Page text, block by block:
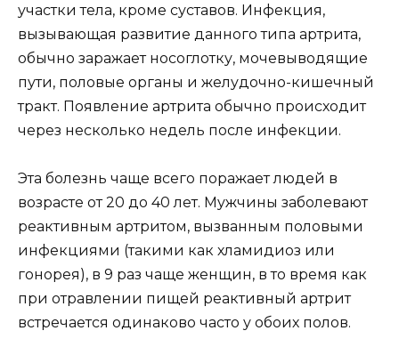
участки тела, кроме суставов. Инфекция,
вызывающая развитие данного типа артрита,
обычно заражает носоглотку, мочевыводящие
пути, половые органы и желудочно-кишечный
тракт. Появление артрита обычно происходит
через несколько недель после инфекции.
Эта болезнь чаще всего поражает людей в
возрасте от 20 до 40 лет. Мужчины заболевают
реактивным артритом, вызванным половыми
инфекциями (такими как хламидиоз или
гонорея), в 9 раз чаще женщин, в то время как
при отравлении пищей реактивный артрит
встречается одинаково часто у обоих полов.